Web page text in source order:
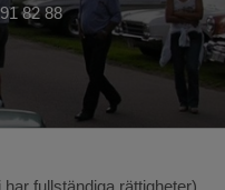
82 88
fullständiga rättigheter)